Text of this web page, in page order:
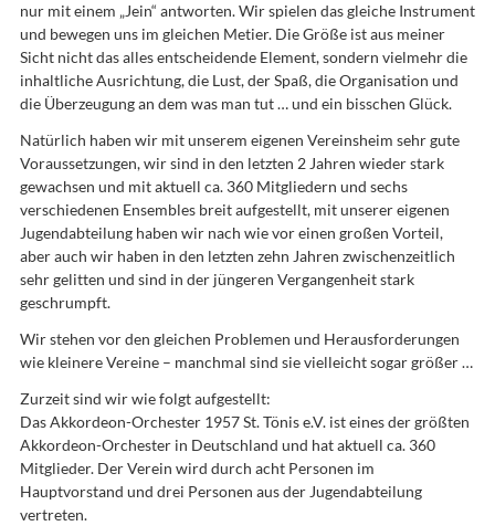
nur mit einem „Jein“ antworten. Wir spielen das gleiche Instrument
und bewegen uns im gleichen Metier. Die Größe ist aus meiner
Sicht nicht das alles entscheidende Element, sondern vielmehr die
inhaltliche Ausrichtung, die Lust, der Spaß, die Organisation und
die Überzeugung an dem was man tut … und ein bisschen Glück.
Natürlich haben wir mit unserem eigenen Vereinsheim sehr gute
Voraussetzungen, wir sind in den letzten 2 Jahren wieder stark
gewachsen und mit aktuell ca. 360 Mitgliedern und sechs
verschiedenen Ensembles breit aufgestellt, mit unserer eigenen
Jugendabteilung haben wir nach wie vor einen großen Vorteil,
aber auch wir haben in den letzten zehn Jahren zwischenzeitlich
sehr gelitten und sind in der jüngeren Vergangenheit stark
geschrumpft.
Wir stehen vor den gleichen Problemen und Herausforderungen
wie kleinere Vereine – manchmal sind sie vielleicht sogar größer …
Zurzeit sind wir wie folgt aufgestellt:
Das Akkordeon-Orchester 1957 St. Tönis e.V. ist eines der größten
Akkordeon-Orchester in Deutschland und hat aktuell ca. 360
Mitglieder. Der Verein wird durch acht Personen im
Hauptvorstand und drei Personen aus der Jugendabteilung
vertreten.